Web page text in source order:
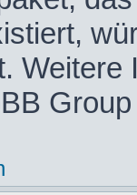
Weitere